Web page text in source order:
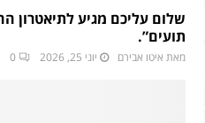
שלום עליכם מגיע לתיאטרון
תועים”.
מאת איטו אבירם יוני 25, 2026 0